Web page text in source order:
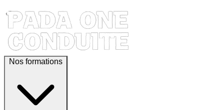
Nos formations